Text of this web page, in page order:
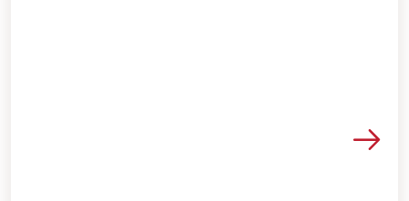
Voir les détails de la